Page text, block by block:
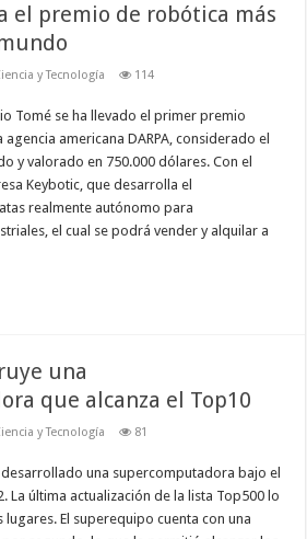
el premio de robótica más
y Tecnología 114
Tomé se ha llevado el primer premio
americana DARPA, considerado el
y valorado en 750.000 dólares. Con el
Keybotic, que desarrolla el
realmente autónomo para
el cual se podrá vender y alquilar a
una
que alcanza el Top10
y Tecnología 81
una supercomputadora bajo el
La última actualización de la lista Top500 lo
El superequipo cuenta con una